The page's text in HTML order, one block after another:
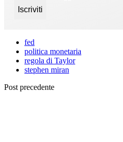
fed
politica monetaria
regola di Taylor
stephen miran
Post precedente